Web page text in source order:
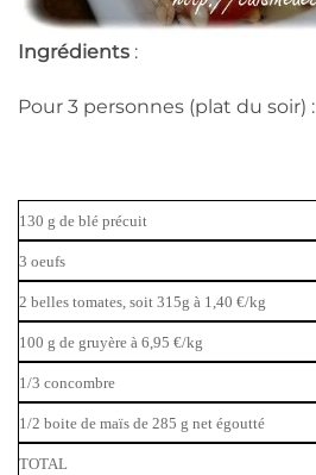
Ingrédients :
Pour 3 personnes (plat du soir) :
130 g de blé précuit
3 oeufs
2 belles tomates, soit 315g à 1,40 €/kg
100 g de gruyère à 6,95 €/kg
1/3 concombre
1/2 boite de maïs de 285 g net égoutté
TOTAL